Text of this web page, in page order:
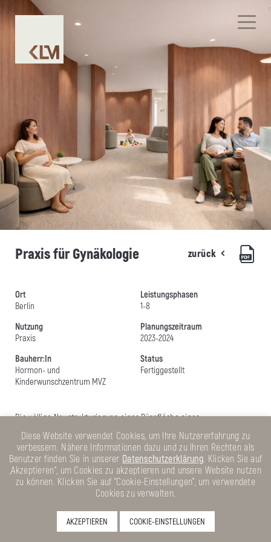
Praxis für Gynäkologie zurück
Ort
Berlin
Nutzung
Praxis
Bauherr:In
Hormon- und
Kinderwunschzentrum MVZ
Leistungsphasen
1-8
Planungszeitraum
2023-2024
Status
Fertiggestellt
Die völlige Neustrukturierung einer Bürofläche eines
und funktionalen Planung für einegynäkologische Praxis. Ein
hochwertiges Desing, durch klare und reduzierte aberweiche
Formen mit Priorität auf dieAufenthaltsqualität der Patienten ,
wurde entlang einerKonzeption geschwungner Wandscheiben
entwickelt, welche zugleich die präzise ausgearbeitete
räumliche Optimierungermöglichte, die mit
orthogonaler Raumteilung nicht ereichbar war.
Diese Website verwendet Cookies, um Ihre Nutzererfahrung zu
verbessern. Nähere Informationen dazu und zu Ihren Rechten als
Benutzer finden Sie in unserer Datenschutzerklärung . Klicken Sie auf
„Akzeptieren“, um Cookies zu akzeptieren und unsere Website nutzen
zu können. Klicken Sie auf "Cookie-Einstellungen", um verwendete
Cookies zu verwalten.
AKZEPTIEREN COOKIE-EINSTELLUNGEN